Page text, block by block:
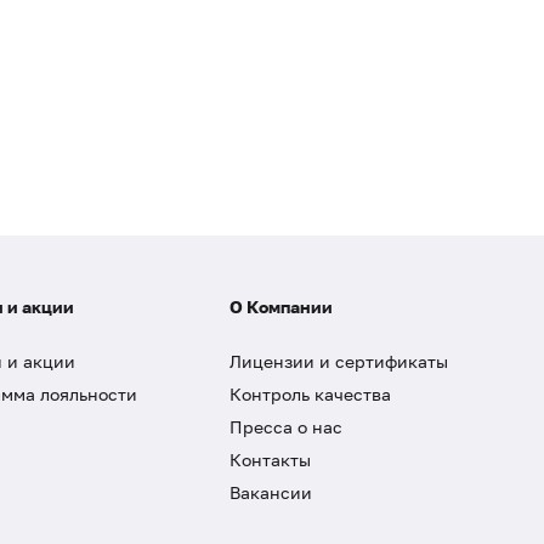
и акции
и акции
лояльности
О Компании
Лицензии и сертификаты
Контроль качества
Пресса о нас
Контакты
Вакансии